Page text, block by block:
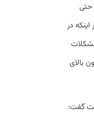
حتی
در
بالای
گفت: